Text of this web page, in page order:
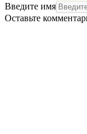
Введите имя
Оставьте